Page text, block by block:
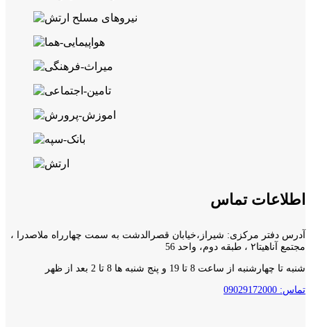
اطلاعات تماس
آدرس دفتر مرکزی: شیراز،خیابان قصرالدشت به سمت چهارراه ملاصدرا ،
مجتمع آناهیتا۲ ، طبقه دوم، واحد 56
شنبه تا چهارشنبه از ساعت 8 تا 19 و پنج شنبه ها 8 تا 2 بعد از ظهر
تماس: 09029172000